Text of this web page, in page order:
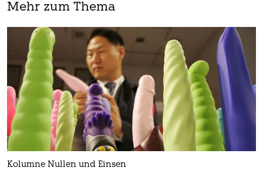
Mehr zum Thema
Kolumne Nullen und Einsen